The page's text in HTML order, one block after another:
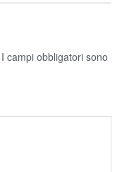
I campi obbligatori sono